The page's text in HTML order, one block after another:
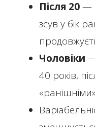
Після 20—
зсув у бік
Чоловіки
40 років,